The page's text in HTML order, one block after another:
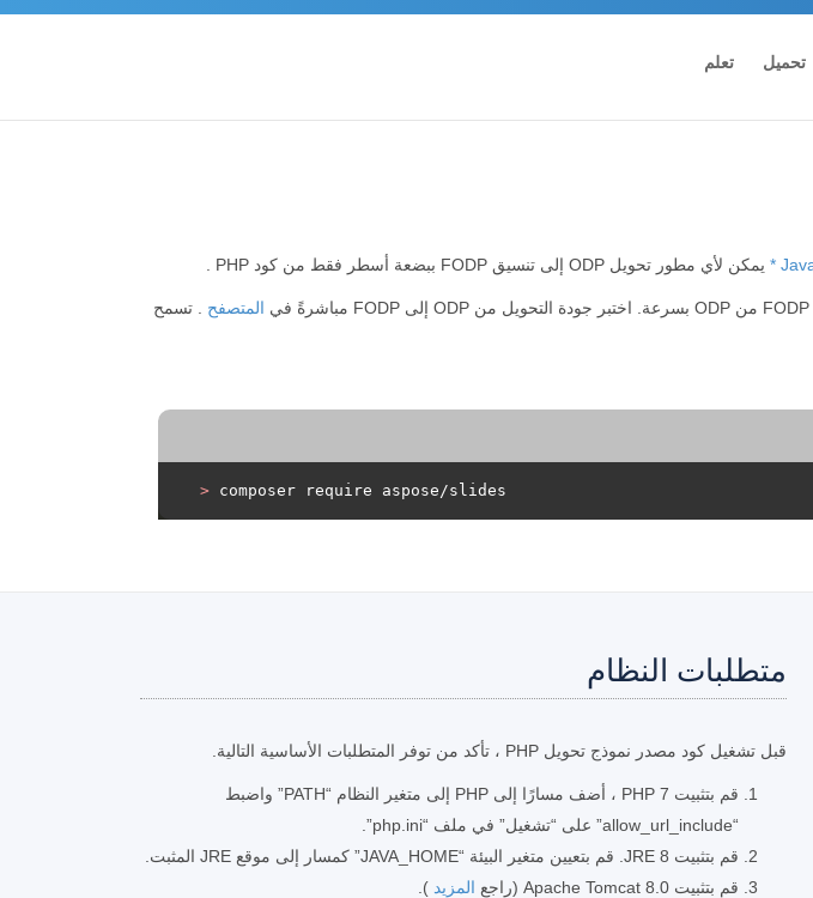
تحميل تعلم
يمكن لأي مطور تحويل ODP إلى تنسيق FODP ببضعة أسطر فقط من كود PHP .
المتصفح . تسمح
> composer require aspose/slides
متطلبات النظام
قبل تشغيل كود مصدر نموذج تحويل PHP ، تأكد من توفر المتطلبات الأساسية التالية.
قم بتثبيت PHP 7 ، أضف مسارًا إلى PHP إلى متغير النظام “PATH” واضبط
“allow_url_include” على “تشغيل” في ملف “php.ini”.
قم بتثبيت JRE 8. قم بتعيين متغير البيئة “JAVA_HOME” كمسار إلى موقع JRE المثبت.
قم بتثبيت Apache Tomcat 8.0 (راجع
المزيد ).